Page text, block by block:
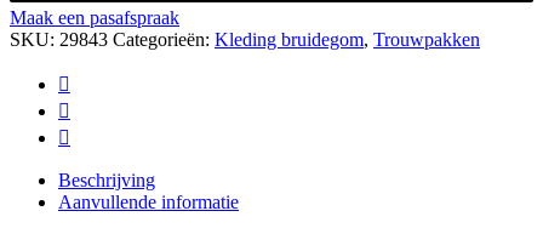
Maak een pasafspraak
SKU: 29843 Categorieën: Kleding bruidegom, Trouwpakken
Beschrijving
Aanvullende informatie